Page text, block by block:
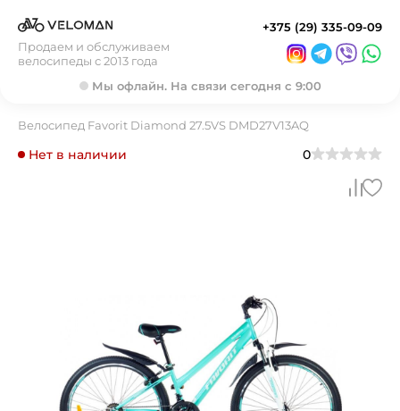
Продаем и обслуживаем
велосипеды с 2013 года
+375 (29) 335-09-09
Мы офлайн. На связи сегодня с 9:00
Велосипед Favorit Diamond 27.5VS DMD27V13AQ
Нет в наличии 0